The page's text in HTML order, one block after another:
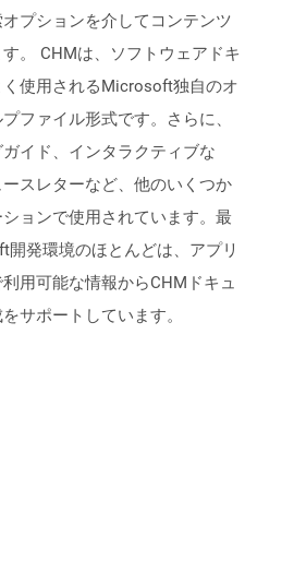
プションを介してコンテンツ
。 CHMは、ソフトウェアドキ
く使用されるMicrosoft独自のオ
ファイル形式です。さらに、
ガイド、インタラクティブな
スレターなど、他のいくつか
ョンで使用されています。最
開発環境のほとんどは、アプリ
用可能な情報からCHMドキュ
サポートしています。